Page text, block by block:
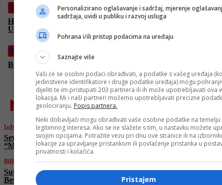
BiH
Hoće li biti proglašen dan žalosti zbog smrti Halida Bešlića?
Upućena inicijativa Vijeću ministara
Bosanski vjestnik
BOSANSKI VJESTNIK – 7. 10. 2025.
najnovije
Izdvojeno
Severina povodom smrti Halida Bešlića:
“Malo je, malo dana…”
BiH
Sutra u Sarajevu okupljanje u čast Halida
Bešlića: “Da plačemo i pjevamo…”
Personalizirano oglašavanje i sadržaj, mjerenje
sadržaja, uvidi u publiku i razvoj usluga
Pohrana i/ili pristup podacima na uređaju
Saznajte više
Vaši će se osobni podaci obrađivati, a podatke s vašeg uređaja
jedinstvene identifikatore i druge podatke uređaja) mogu
dijeliti te im pristupati 203 partnera ili ih može upotrebljavati ova
lokacija. Mi i naši partneri možemo upotrebljavati precizne
geolociranju. Popis partnera.
Neki dobavljači mogu obrađivati vaše osobne podatke na temelju
legitimnog interesa. Ako se ne slažete s tim, u nastavku možete
svojim opcijama. Potražite vezu pri dnu ove stranice ili na
lokacije za upravljanje pristankom ili povlačenje pristanka u
privatnosti i kolačića.
Pristajem